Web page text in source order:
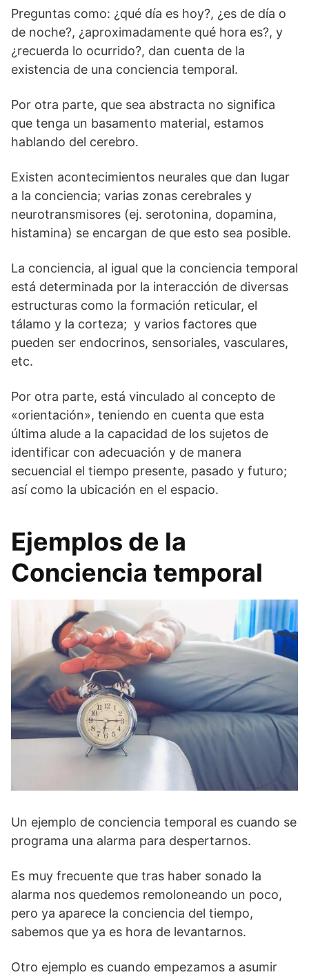
Preguntas como: ¿qué día es hoy?, ¿es de día o
de noche?, ¿aproximadamente qué hora es?, y
¿recuerda lo ocurrido?, dan cuenta de la
existencia de una conciencia temporal.
Por otra parte, que sea abstracta no significa
que tenga un basamento material, estamos
hablando del cerebro.
Existen acontecimientos neurales que dan lugar
a la conciencia; varias zonas cerebrales y
neurotransmisores (ej. serotonina, dopamina,
histamina) se encargan de que esto sea posible.
La conciencia, al igual que la conciencia temporal
está determinada por la interacción de diversas
estructuras como la formación reticular, el
tálamo y la corteza; y varios factores que
pueden ser endocrinos, sensoriales, vasculares,
etc.
Por otra parte, está vinculado al concepto de
«orientación», teniendo en cuenta que esta
última alude a la capacidad de los sujetos de
identificar con adecuación y de manera
secuencial el tiempo presente, pasado y futuro;
así como la ubicación en el espacio.
Ejemplos de la
Conciencia temporal
Un ejemplo de conciencia temporal es cuando se
programa una alarma para despertarnos.
Es muy frecuente que tras haber sonado la
alarma nos quedemos remoloneando un poco,
pero ya aparece la conciencia del tiempo,
sabemos que ya es hora de levantarnos.
Otro ejemplo es cuando empezamos a asumir